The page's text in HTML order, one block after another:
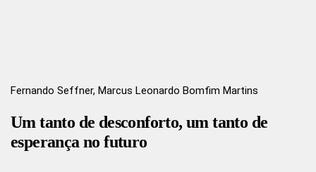
Fernando Seffner, Marcus Leonardo Bomfim Martins
Um tanto de desconforto, um tanto de
esperança no futuro